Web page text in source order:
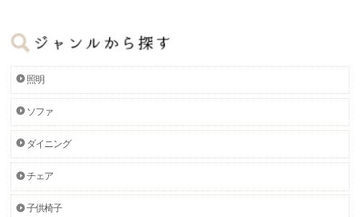
照明
ソファ
ダイニング
チェア
子供椅子